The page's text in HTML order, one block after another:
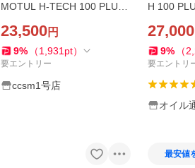
MOTUL H-TECH 100 PLUS
23,500円
9% （1,931 pt）
要エントリー
ccsm1号店
H 100
オイル モ
A自然吸気
H-TECH
27,000
9% （
要エントリ
オイル
最安値